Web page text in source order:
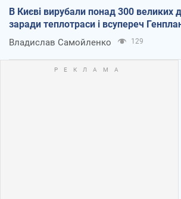
В Києві вирубали понад 300 великих
заради теплотраси і всупереч
Владислав Самойленко 129